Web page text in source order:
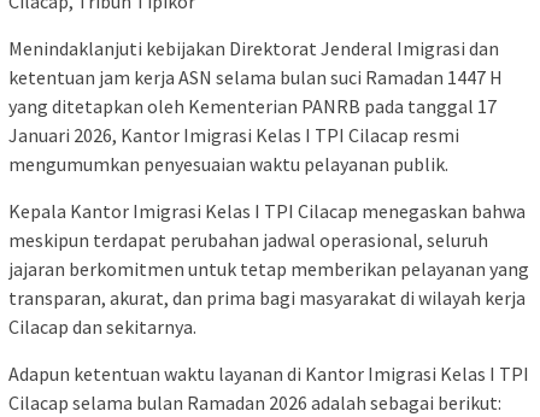
Menindaklanjuti kebijakan Direktorat Jenderal Imigrasi dan
ketentuan jam kerja ASN selama bulan suci Ramadan 1447 H
yang ditetapkan oleh Kementerian PANRB pada tanggal 17
Januari 2026, Kantor Imigrasi Kelas I TPI Cilacap resmi
mengumumkan penyesuaian waktu pelayanan publik.
Kepala Kantor Imigrasi Kelas I TPI Cilacap menegaskan bahwa
meskipun terdapat perubahan jadwal operasional, seluruh
jajaran berkomitmen untuk tetap memberikan pelayanan yang
transparan, akurat, dan prima bagi masyarakat di wilayah kerja
Cilacap dan sekitarnya.
Adapun ketentuan waktu layanan di Kantor Imigrasi Kelas I TPI
Cilacap selama bulan Ramadan 2026 adalah sebagai berikut: